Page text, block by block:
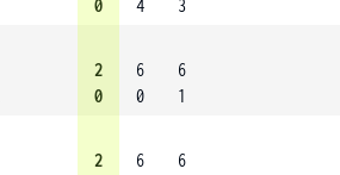
0 4
3
2
0
6
0
6
1
2
6
6